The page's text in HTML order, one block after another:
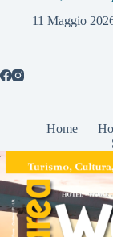
11 Maggio
Home